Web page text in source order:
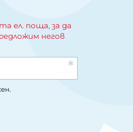
ел. поща, за да
негов